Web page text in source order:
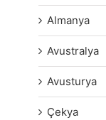
Almanya
Avustralya
Avusturya
Çekya